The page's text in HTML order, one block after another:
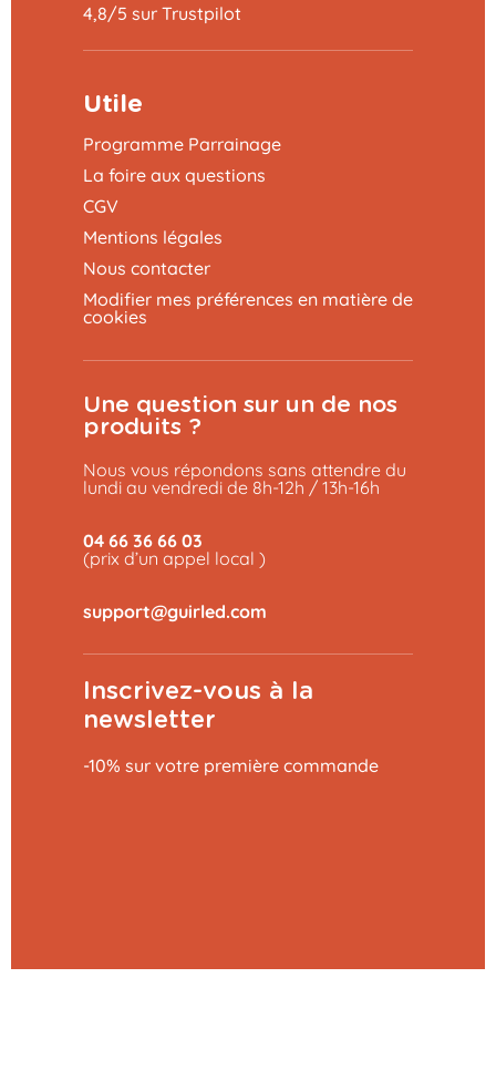
4,8/5 sur Trustpilot
Utile
Programme Parrainage
La foire aux questions
CGV
Mentions légales
Nous contacter
Modifier mes préférences en matière de
cookies
Une question sur un de nos
produits ?
Nous vous répondons sans attendre du
lundi au vendredi de 8h-12h / 13h-16h
04 66 36 66 03
(prix d’un appel local )
Inscrivez-vous à la
newsletter
-10% sur votre première commande